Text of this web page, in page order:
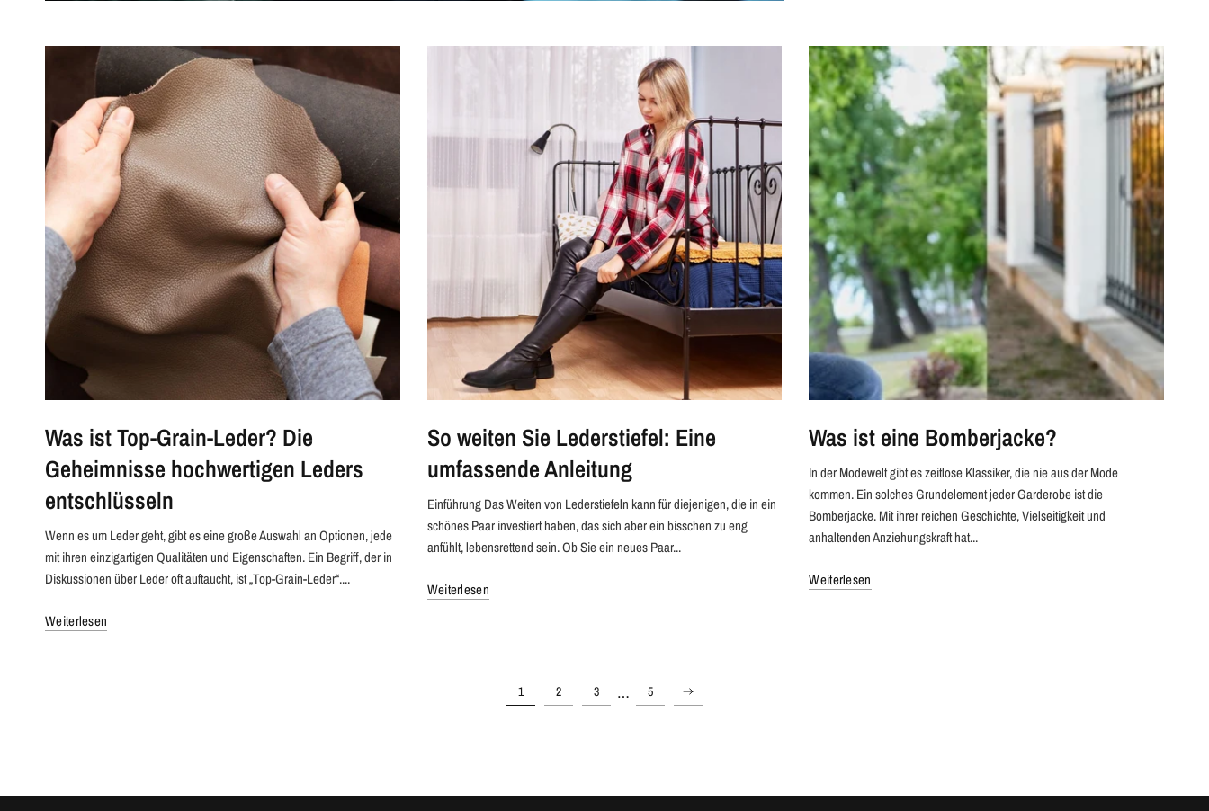
Was ist Top-Grain-Leder? Die
Geheimnisse hochwertigen Leders
entschlüsseln
Wenn es um Leder geht, gibt es eine große Auswahl an Optionen, jede
mit ihren einzigartigen Qualitäten und Eigenschaften. Ein Begriff, der in
Diskussionen über Leder oft auftaucht, ist „Top-Grain-Leder“....
Weiterlesen
So weiten Sie Lederstiefel: Eine
umfassende Anleitung
Einführung Das Weiten von Lederstiefeln kann für diejenigen, die in ein
schönes Paar investiert haben, das sich aber ein bisschen zu eng
anfühlt, lebensrettend sein. Ob Sie ein neues Paar...
Weiterlesen
Was ist eine Bomberjacke?
In der Modewelt gibt es zeitlose Klassiker, die nie aus der Mode
kommen. Ein solches Grundelement jeder Garderobe ist die
Bomberjacke. Mit ihrer reichen Geschichte, Vielseitigkeit und
anhaltenden Anziehungskraft hat...
Weiterlesen
1 2 3 … 5